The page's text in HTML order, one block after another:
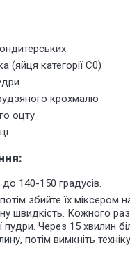
(яйця категорії С0)
крохмалю
оцту
до 140-150 градусів.
збийте їх міксером
швидкість. Кожного
пудри. Через 15 хвилин
потім вимкніть